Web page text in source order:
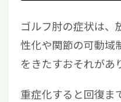
ゴルフ肘の症状は、
性化や関節の可動域
をきたすおそれがあ
重症化すると回復ま